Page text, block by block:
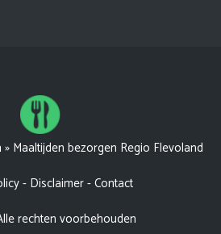
» Maaltijden bezorgen Regio Flevoland
- Disclaimer-Contact
rechten voorbehouden